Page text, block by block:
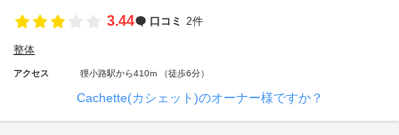
3.44
口コミ 2件
整体
アクセス 狸小路駅から410m （徒歩6分）
Cachette(カシェット)のオーナー様ですか？